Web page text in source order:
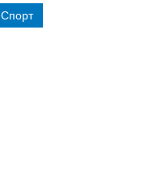
Спорт